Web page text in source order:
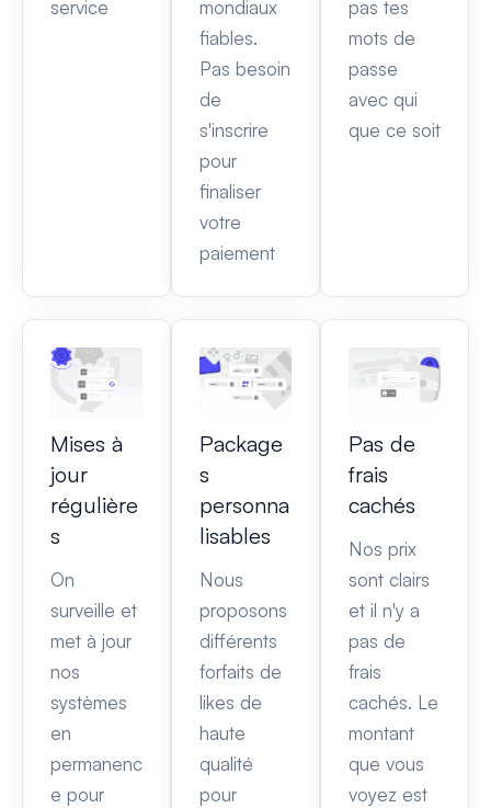
service
mondiaux
fiables.
Pas besoin
de
s'inscrire
pour
finaliser
votre
paiement
pas tes
mots de
passe
avec qui
que ce soit
Mises à
jour
régulière
s
On
surveille et
met à jour
nos
systèmes
en
permanenc
e pour
Package
s
personna
lisables
Nous
proposons
différents
forfaits de
likes de
haute
qualité
pour
Pas de
frais
cachés
Nos prix
sont clairs
et il n'y a
pas de
frais
cachés. Le
montant
que vous
voyez est